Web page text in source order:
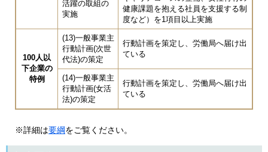
活躍の取組の
実施
健康課題を抱える社員を支援する制
度など）を1項目以上実施
100人以
下企業の
特例
(13)一般事業主
行動計画(次世
代法)の策定
行動計画を策定し、労働局へ届け出
ている
(14)一般事業主
行動計画(女活
法)の策定
行動計画を策定し、労働局へ届け出
ている
※詳細は要綱をご覧ください。